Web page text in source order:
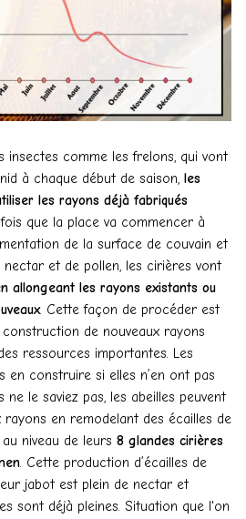
insectes comme les frelons, qui vont
à chaque début de saison, les
les rayons déjà fabriqués
que la place va commencer à
de la surface de couvain et
nectar et de pollen, les cirières vont
allongeant les rayons existants ou
. Cette façon de procéder est
de nouveaux rayons
ressources importantes. Les
en construire si elles n’en ont pas
ne le saviez pas, les abeilles peuvent
en remodelant des écailles de
niveau de leurs 8 glandes cirières
. Cette production d’écailles de
jabot est plein de nectar et
sont déjà pleines. Situation que l'on